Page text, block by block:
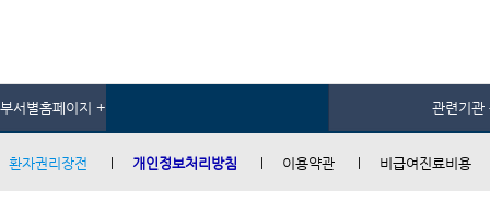
부서별홈페이지 + 관련기관
환자권리장전 개인정보처리방침 이용약관 비급여진료비용